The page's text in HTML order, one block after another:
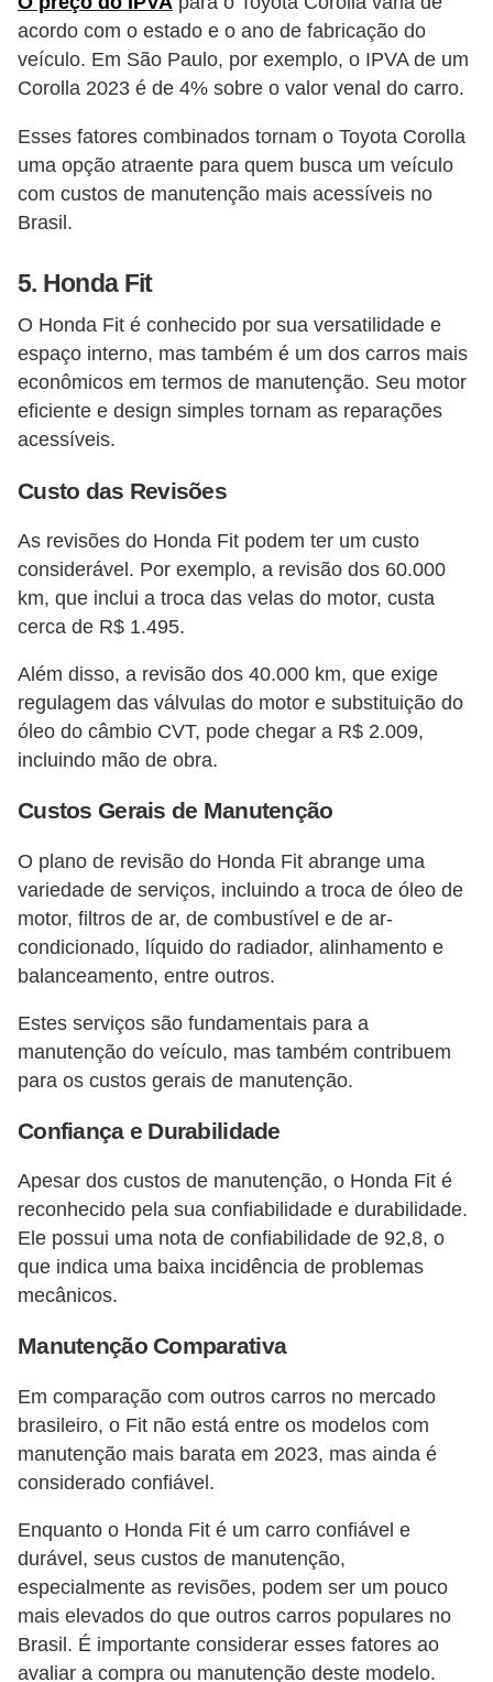
acordo com o estado e o ano de fabricação do
veículo. Em São Paulo, por exemplo, o IPVA de um
Corolla 2023 é de 4% sobre o valor venal do carro​​.
Esses fatores combinados tornam o Toyota Corolla
uma opção atraente para quem busca um veículo
com custos de manutenção mais acessíveis no
Brasil.
5. Honda Fit
O Honda Fit é conhecido por sua versatilidade e
espaço interno, mas também é um dos carros mais
econômicos em termos de manutenção. Seu motor
eficiente e design simples tornam as reparações
acessíveis.
Custo das Revisões
As revisões do Honda Fit podem ter um custo
considerável. Por exemplo, a revisão dos 60.000
km, que inclui a troca das velas do motor, custa
cerca de R$ 1.495.
Além disso, a revisão dos 40.000 km, que exige
regulagem das válvulas do motor e substituição do
óleo do câmbio CVT, pode chegar a R$ 2.009,
incluindo mão de obra​​.
Custos Gerais de Manutenção
O plano de revisão do Honda Fit abrange uma
variedade de serviços, incluindo a troca de óleo de
motor, filtros de ar, de combustível e de ar-
condicionado, líquido do radiador, alinhamento e
balanceamento, entre outros.
Estes serviços são fundamentais para a
manutenção do veículo, mas também contribuem
para os custos gerais de manutenção​​.
Confiança e Durabilidade
Apesar dos custos de manutenção, o Honda Fit é
reconhecido pela sua confiabilidade e durabilidade.
Ele possui uma nota de confiabilidade de 92,8, o
que indica uma baixa incidência de problemas
mecânicos​​.
Manutenção Comparativa
Em comparação com outros carros no mercado
brasileiro, o Fit não está entre os modelos com
manutenção mais barata em 2023, mas ainda é
considerado confiável​​.
Enquanto o Honda Fit é um carro confiável e
durável, seus custos de manutenção,
especialmente as revisões, podem ser um pouco
mais elevados do que outros carros populares no
Brasil. É importante considerar esses fatores ao
avaliar a compra ou manutenção deste modelo.